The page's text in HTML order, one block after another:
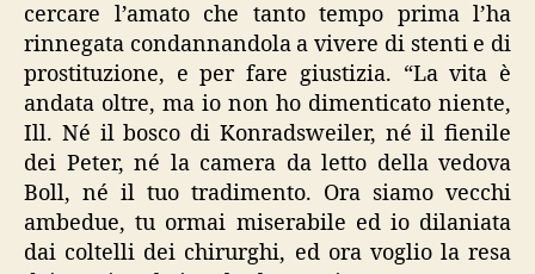
cercare l’amato che tanto tempo prima l’ha
rinnegata condannandola a vivere di stenti e di
prostituzione, e per fare giustizia. “La vita è
andata oltre, ma io non ho dimenticato niente,
Ill. Né il bosco di Konradsweiler, né il fienile
dei Peter, né la camera da letto della vedova
Boll, né il tuo tradimento. Ora siamo vecchi
ambedue, tu ormai miserabile ed io dilaniata
dai coltelli dei chirurghi, ed ora voglio la resa